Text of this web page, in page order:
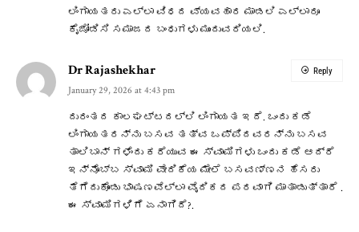
ಲಿಂಗಾಯತರು ಎಲ್ಲಾ ವಿಧದ ವ್ಯವಹಾರ ಮಾಡಲಿ ಎಲ್ಲಾರೂ
ಕೈಜೋಡಿಸಿ ಸಮಾಜದ ಬಂಧುಗಳು ಮುಂದುವರಿಯಲಿ.
Dr Rajashekhar
January 29, 2026 at 4:43 pm
ದುರಂತದ ಕಾಲಘಟ್ಟದಲ್ಲಿ ಲಿಂಗಾಯತ ಇದೆ. ಒಂದು ಕಡೆ
ಲಿಂಗಾಯತರನ್ನು ಬಸವ ತತ್ವ ಒಪ್ಪಿದವರನ್ನು ಬಸವ
ತಾಲಿಬಾನ್ ಗಳೆಂದು ಕರೆಯುವ ಈ ಸ್ವಾಮಿಗಳು ಒಂದು ಕಡೆ ಆದ್ರೆ
ಇನ್ನೊಬ್ಬ ಸ್ವಾಮಿ ವೇದಿಕೆಯ ಮೇಲೆ ಬಸವಣ್ಣನ ಹೆಸರು
ತೆಗೆದುಕೊಂಡು ಭಾಷಣವೆಲ್ಲಾ ವೈದಿಕದ ಪರವಾಗಿ ಮಾತಾಡುತ್ತಾರೆ .
ಈ ಸ್ವಾಮಿಗಳಿಗೆ ಏನಾಗಿದೆ?.
Reply